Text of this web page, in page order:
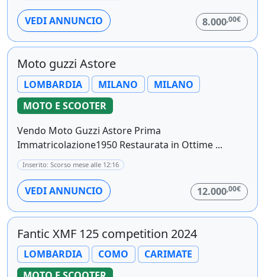
VEDI ANNUNCIO 8.000,00€
Moto guzzi Astore
LOMBARDIA MILANO
MILANO
MOTO E SCOOTER
Vendo Moto Guzzi Astore Prima
Immatricolazione1950 Restaurata in Ottime ...
Inserito: Scorso mese alle 12:16
VEDI ANNUNCIO 12.000,00€
Fantic XMF 125 competition 2024
LOMBARDIA COMO
CARIMATE